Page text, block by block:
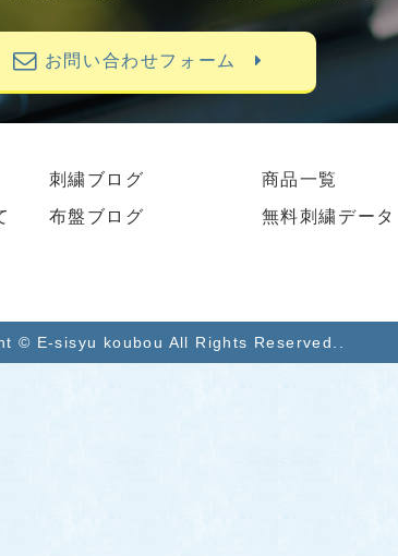
お問い合わせフォーム
刺繍ブログ
布盤ブログ
商品一覧
無料刺繍データ
© E-sisyu koubou All Rights Reserved..